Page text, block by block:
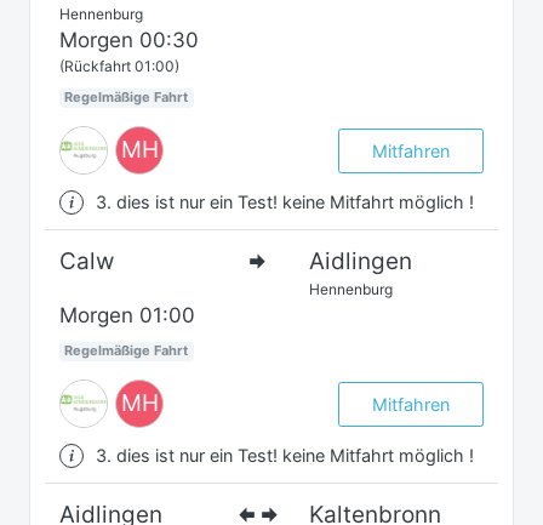
Hennenburg
Morgen 00:30
(Rückfahrt 01:00)
Regelmäßige Fahrt
MH Mitfahren
3. dies ist nur ein Test! keine Mitfahrt möglich !
Calw Aidlingen
Hennenburg
Morgen 01:00
Regelmäßige Fahrt
MH Mitfahren
3. dies ist nur ein Test! keine Mitfahrt möglich !
Aidlingen Kaltenbronn